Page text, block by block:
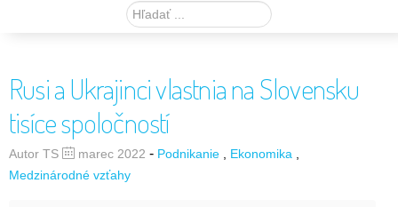
Hľadať
Rusi a Ukrajinci vlastnia na Slovensku
tisíce spoločností
Autor TS marec 2022 - Podnikanie
Ekonomika
Medzinárodné vzťahy